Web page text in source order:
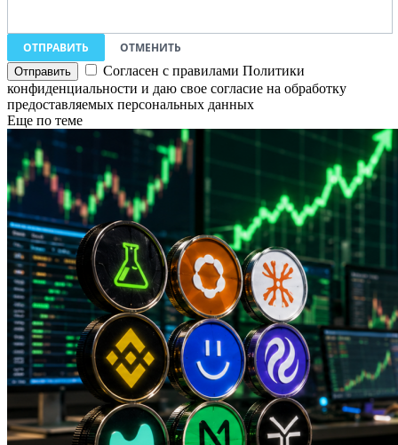
ОТПРАВИТЬ
ОТМЕНИТЬ
Согласен с правилами Политики
конфиденциальности и даю свое согласие на обработку
предоставляемых персональных данных
Еще по теме